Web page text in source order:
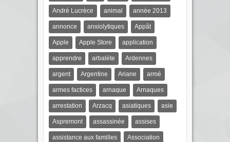
André Lucrèce animal année 2013
annonce anxiolytiques Appât
Apple Apple Store application
apprendre arbalète Ardennes
argent Argentine Ariane armé
armes factices arnaque Arnaques
arrestation Arzacq asiatiques asie
Aspremont assassinée assises
assistance aux familles Association